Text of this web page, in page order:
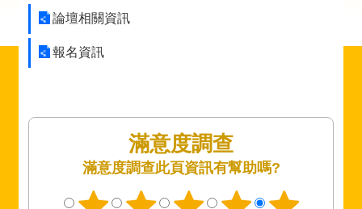
論壇相關資訊
報名資訊
滿意度調查此頁資訊有幫助嗎?